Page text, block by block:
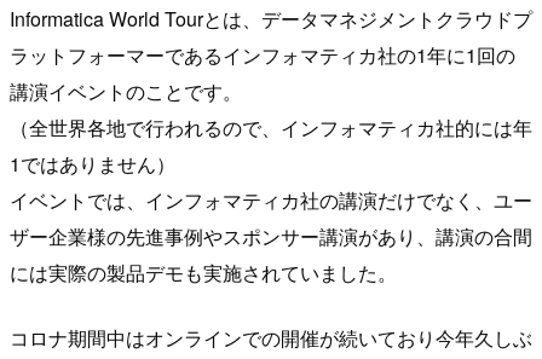
Informatica World Tourとは、データマネジメントクラウドプ
ラットフォーマーであるインフォマティカ社の1年に1回の
講演イベントのことです。
（全世界各地で行われるので、インフォマティカ社的には年
1ではありません）
イベントでは、インフォマティカ社の講演だけでなく、ユー
ザー企業様の先進事例やスポンサー講演があり、講演の合間
には実際の製品デモも実施されていました。
コロナ期間中はオンラインでの開催が続いており今年久しぶ